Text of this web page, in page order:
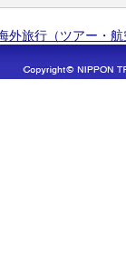
外旅行（ツアー・航